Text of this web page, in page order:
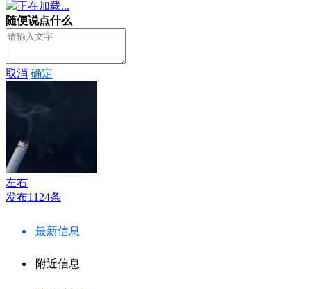
正在加载...
随便说点什么
取消 确定
左右
发布1124条
最新信息
附近信息